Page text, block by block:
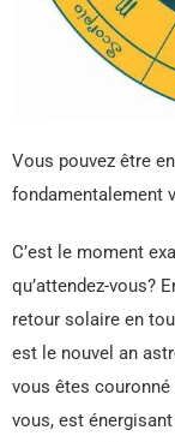
Vous pouvez être
fondamentalement
C’est le moment
qu’attendez-vous?
retour solaire en
est le nouvel an
vous êtes
vous, est